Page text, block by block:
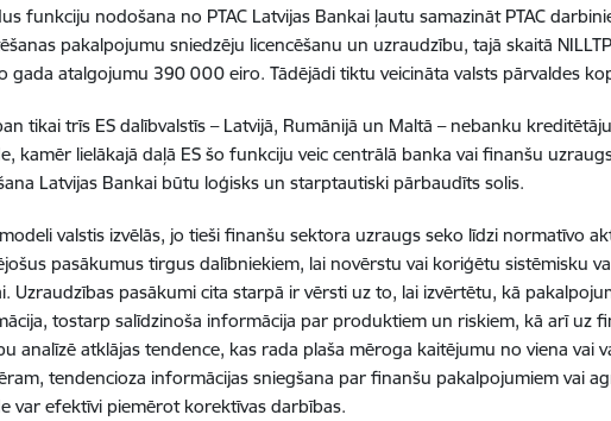
funkciju nodošana no PTAC Latvijas Bankai ļautu samazināt PTAC
pakalpojumu sniedzēju licencēšanu un uzraudzību, tajā skaitā
gada atalgojumu 390 000 eiro. Tādējādi tiktu veicināta valsts pārvaldes
tikai trīs ES dalībvalstīs – Latvijā, Rumānijā un Maltā – nebanku
kamēr lielākajā daļā ES šo funkciju veic centrālā banka vai finanšu
Latvijas Bankai būtu loģisks un starptautiski pārbaudīts solis.
valstis izvēlās, jo tieši finanšu sektora uzraugs seko līdzi normatīvo
pasākumus tirgus dalībniekiem, lai novērstu vai koriģētu sistēmisku
Uzraudzības pasākumi cita starpā ir vērsti uz to, lai izvērtētu, kā
tostarp salīdzinoša informācija par produktiem un riskiem, kā arī uz
analīzē atklājas tendence, kas rada plaša mēroga kaitējumu no viena vai
tendencioza informācijas sniegšana par finanšu pakalpojumiem vai
var efektīvi piemērot korektīvas darbības.